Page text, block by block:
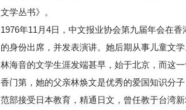
文学丛书》。
1976年11月4日，中文报业协会第九届年会在
的身份出席，并发表演讲。她后期从事儿童文学
林海音的文学生涯发端甚早，始于北京，而这
香门第，她的父亲林焕文是优秀的爱国知识分
范部接受日本教育，精通日文，曾任教于台湾